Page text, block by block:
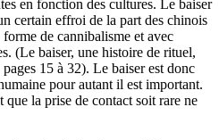
en fonction des cultures. Le baiser
certain effroi de la part des chinois
de cannibalisme et avec
(Le baiser, une histoire de rituel,
pages 15 à 32). Le baiser est donc
pour autant il est important.
la prise de contact soit rare ne